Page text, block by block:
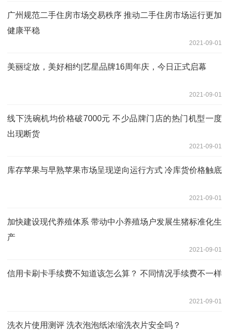
广州规范二手住房市场交易秩序 推动二手住房市场运行更加
健康平稳
2021-09-01
美丽绽放，美好相约|艺星品牌16周年庆，今日正式启幕
2021-09-01
线下洗碗机均价格破7000元 不少品牌门店的热门机型一度
出现断货
2021-09-01
库存苹果与早熟苹果市场呈现逆向运行方式 冷库货价格触底
2021-09-01
加快建设现代养殖体系 带动中小养殖场户发展生猪标准化生
产
2021-09-01
信用卡刷卡手续费不知道该怎么算？ 不同情况手续费不一样
2021-09-01
洗衣片使用测评 洗衣泡泡纸浓缩洗衣片安全吗？